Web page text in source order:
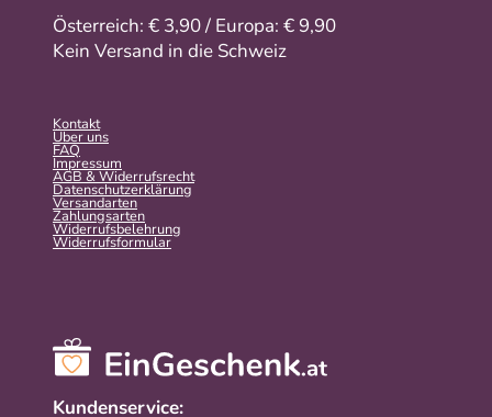
Österreich: € 3,90 / Europa: € 9,90
Kein Versand in die Schweiz
Kontakt
Über uns
FAQ
Impressum
AGB & Widerrufsrecht
Datenschutzerklärung
Versandarten
Zahlungsarten
Widerrufsbelehrung
Widerrufs­formular
Kundenservice: